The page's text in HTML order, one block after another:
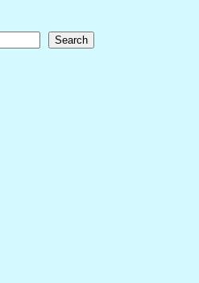
Search